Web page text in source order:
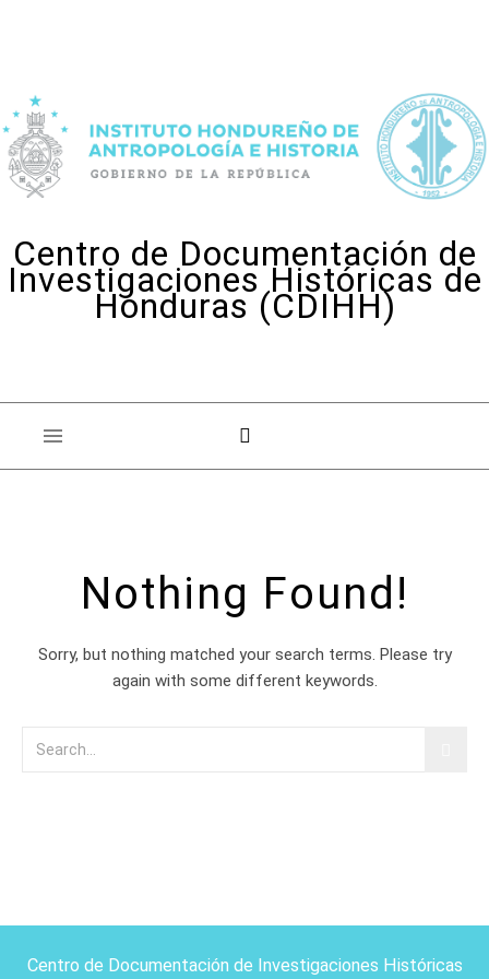
Centro de Documentación de
Investigaciones Históricas de
Honduras (CDIHH)
Nothing Found!
Sorry, but nothing matched your search terms. Please try
again with some different keywords.
Centro de Documentación de Investigaciones Históricas